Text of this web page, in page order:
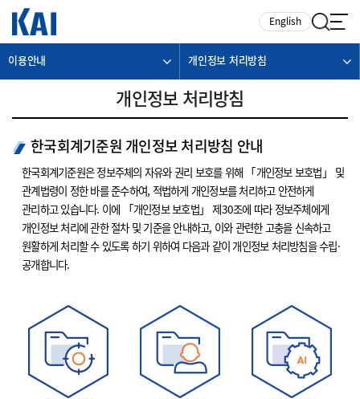
English
이용안내 개인정보 처리방침
개인정보 처리방침
한국회계기준원 개인정보 처리방침 안내
한국회계기준원은 정보주체의 자유와 권리 보호를 위해 「개인정보 보호법」 및
관계법령이 정한 바를 준수하여, 적법하게 개인정보를 처리하고 안전하게
관리하고 있습니다. 이에 「개인정보 보호법」 제30조에 따라 정보주체에게
개인정보 처리에 관한 절차 및 기준을 안내하고, 이와 관련한 고충을 신속하고
원활하게 처리할 수 있도록 하기 위하여 다음과 같이 개인정보 처리방침을 수립·
공개합니다.